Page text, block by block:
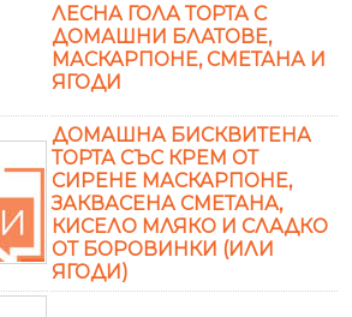
ЛЕСНА ГОЛА ТОРТА С
ДОМАШНИ БЛАТОВЕ,
МАСКАРПОНЕ, СМЕТАНА И
ЯГОДИ
ДОМАШНА БИСКВИТЕНА
ТОРТА СЪС КРЕМ ОТ
СИРЕНЕ МАСКАРПОНЕ,
ЗАКВАСЕНА СМЕТАНА,
КИСЕЛО МЛЯКО И СЛАДКО
ОТ БОРОВИНКИ (ИЛИ
ЯГОДИ)